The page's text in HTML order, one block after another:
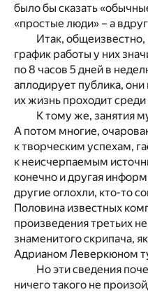
было бы сказать
«простые люди» – а
Итак,
график работы у них
по 8 часов 5 дней в
аплодирует публика,
их жизнь проходит
К тому же, занятия
А потом многие,
к творческим успехам,
к неисчерпаемым
конечно и другая
другие оглохли, кто-то
Половина известных
произведения третьих
знаменитого скрипача,
Адрианом Леверкюном
Но эти сведения
ничего такого не